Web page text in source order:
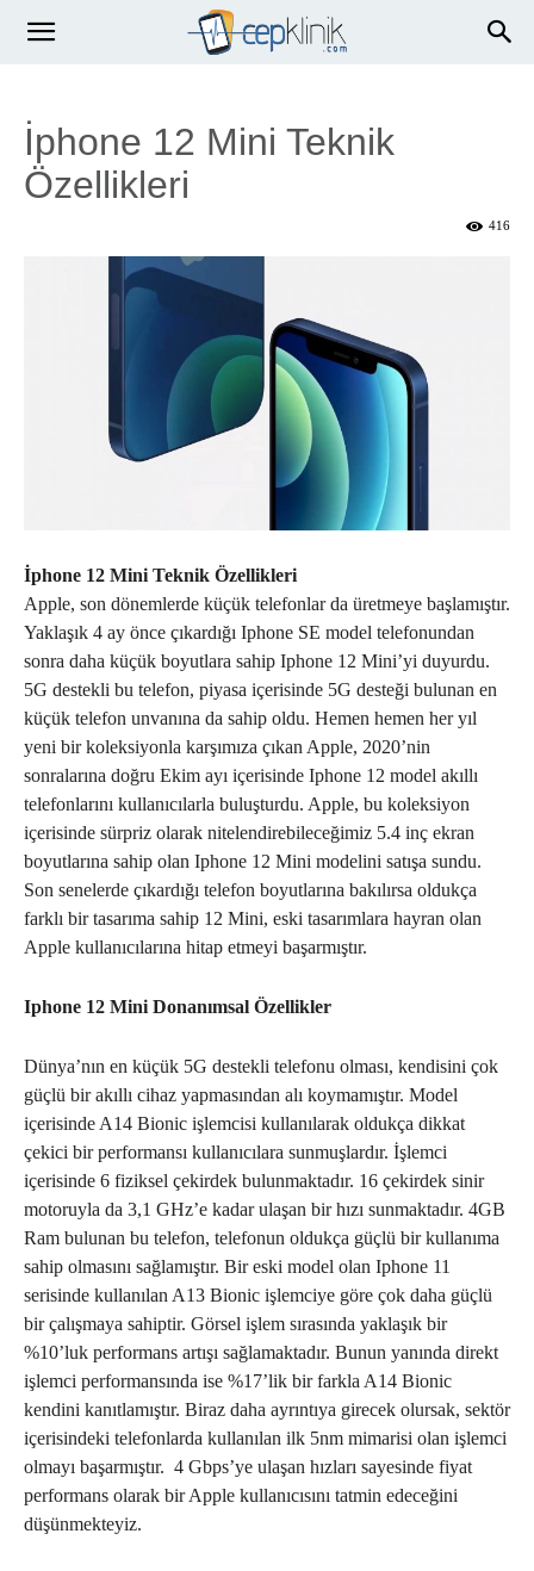
İphone 12 Mini Teknik
Özellikleri
416
İphone 12 Mini Teknik Özellikleri
Apple, son dönemlerde küçük telefonlar da üretmeye başlamıştır.
Yaklaşık 4 ay önce çıkardığı Iphone SE model telefonundan
sonra daha küçük boyutlara sahip Iphone 12 Mini’yi duyurdu.
5G destekli bu telefon, piyasa içerisinde 5G desteği bulunan en
küçük telefon unvanına da sahip oldu. Hemen hemen her yıl
yeni bir koleksiyonla karşımıza çıkan Apple, 2020’nin
sonralarına doğru Ekim ayı içerisinde Iphone 12 model akıllı
telefonlarını kullanıcılarla buluşturdu. Apple, bu koleksiyon
içerisinde sürpriz olarak nitelendirebileceğimiz 5.4 inç ekran
boyutlarına sahip olan Iphone 12 Mini modelini satışa sundu.
Son senelerde çıkardığı telefon boyutlarına bakılırsa oldukça
farklı bir tasarıma sahip 12 Mini, eski tasarımlara hayran olan
Apple kullanıcılarına hitap etmeyi başarmıştır.
Iphone 12 Mini Donanımsal Özellikler
Dünya’nın en küçük 5G destekli telefonu olması, kendisini çok
güçlü bir akıllı cihaz yapmasından alı koymamıştır. Model
içerisinde A14 Bionic işlemcisi kullanılarak oldukça dikkat
çekici bir performansı kullanıcılara sunmuşlardır. İşlemci
içerisinde 6 fiziksel çekirdek bulunmaktadır. 16 çekirdek sinir
motoruyla da 3,1 GHz’e kadar ulaşan bir hızı sunmaktadır. 4GB
Ram bulunan bu telefon, telefonun oldukça güçlü bir kullanıma
sahip olmasını sağlamıştır. Bir eski model olan Iphone 11
serisinde kullanılan A13 Bionic işlemciye göre çok daha güçlü
bir çalışmaya sahiptir. Görsel işlem sırasında yaklaşık bir
%10’luk performans artışı sağlamaktadır. Bunun yanında direkt
işlemci performansında ise %17’lik bir farkla A14 Bionic
kendini kanıtlamıştır. Biraz daha ayrıntıya girecek olursak, sektör
içerisindeki telefonlarda kullanılan ilk 5nm mimarisi olan işlemci
olmayı başarmıştır. 4 Gbps’ye ulaşan hızları sayesinde fiyat
performans olarak bir Apple kullanıcısını tatmin edeceğini
düşünmekteyiz.